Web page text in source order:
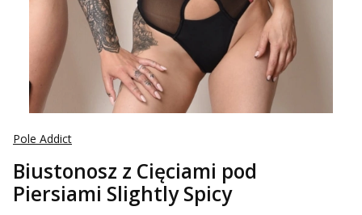
Pole Addict
Biustonosz z Cięciami pod
Piersiami Slightly Spicy